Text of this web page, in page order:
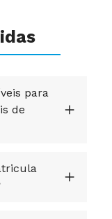
para
de